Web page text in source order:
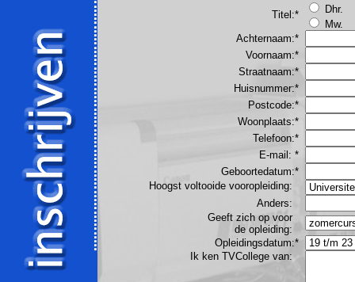
Titel:*
Dhr.
Mw.
Achternaam:*
Voornaam:*
Straatnaam:*
Huisnummer:*
Postcode:*
Woonplaats:*
Telefoon:*
E-mail: *
Geboortedatum:*
Hoogst voltooide vooropleiding:
Anders:
Geeft zich op voor
de opleiding:
Opleidingsdatum:*
Ik ken TVCollege van: